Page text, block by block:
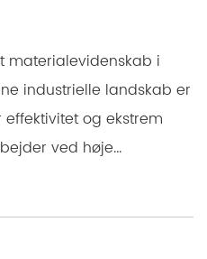
materialevidenskab i
og ekstrem
ved høje...